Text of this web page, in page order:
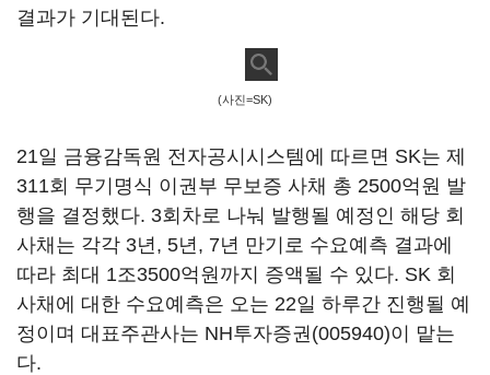
결과가 기대된다.
(사진=SK)
21일 금융감독원 전자공시시스템에 따르면 SK는 제
311회 무기명식 이권부 무보증 사채 총 2500억원 발
행을 결정했다. 3회차로 나눠 발행될 예정인 해당 회
사채는 각각 3년, 5년, 7년 만기로 수요예측 결과에
따라 최대 1조3500억원까지 증액될 수 있다. SK 회
사채에 대한 수요예측은 오는 22일 하루간 진행될 예
정이며 대표주관사는 NH투자증권(005940)이 맡는
다.